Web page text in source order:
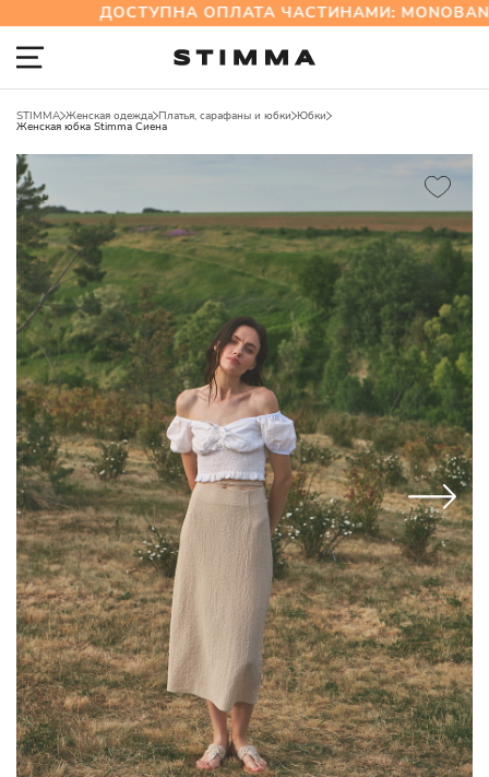
ДОСТУПНА ОПЛАТА ЧАСТИНАМИ:
STIMMA Женская одежда Платья, сарафаны и юбки Юбки
Женская юбка Stimma Сиена